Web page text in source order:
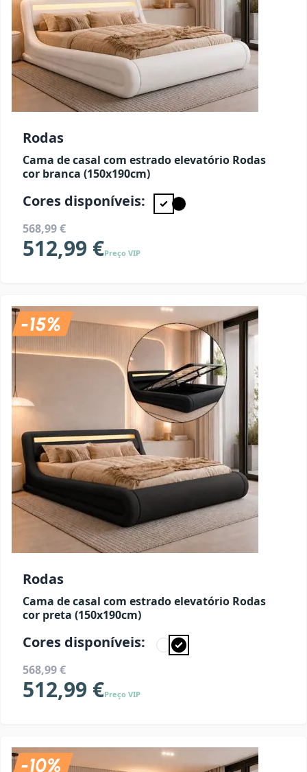
Rodas
Cama de casal com estrado elevatório Rodas
cor branca (150x190cm)
Cores disponíveis:
568,99 €
512,99 €Preço VIP
Rodas
Cama de casal com estrado elevatório Rodas
cor preta (150x190cm)
Cores disponíveis:
568,99 €
512,99 €Preço VIP